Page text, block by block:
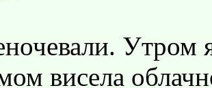
Утром
висела